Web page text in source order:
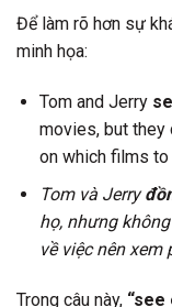
Để làm rõ hơn sự
minh họa:
Tom and Jerry
movies, but they
on which films to
Tom và Jerry
họ, nhưng
về việc nên xem
Trong câu này, “see